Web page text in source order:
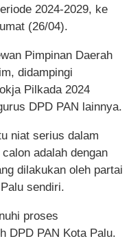
2024-2029, ke
(26/04).
Pimpinan Daerah
didampingi
Pilkada 2024
DPD PAN lainnya.
niat serius dalam
adalah dengan
dilakukan oleh partai
sendiri.
proses
DPD PAN Kota Palu.